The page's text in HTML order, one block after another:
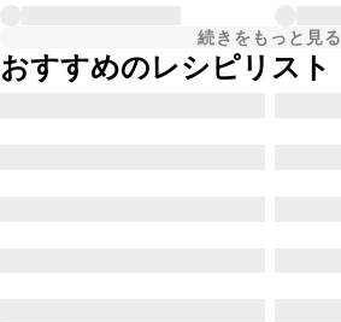
続きをもっと見る
おすすめのレシピリスト